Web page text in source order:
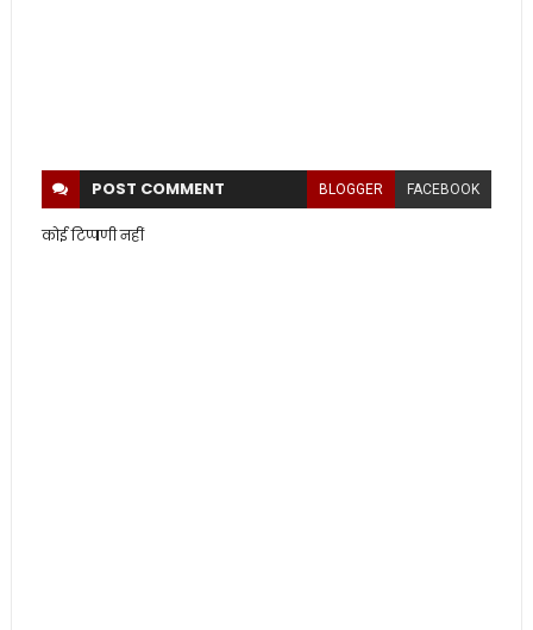
POST COMMENT BLOGGER FACEBOOK
कोई टिप्पणी नहीं